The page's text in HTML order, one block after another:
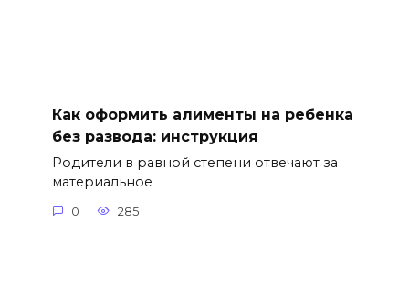
Как оформить алименты на ребенка
без развода: инструкция
Родители в равной степени отвечают за
материальное
0 285